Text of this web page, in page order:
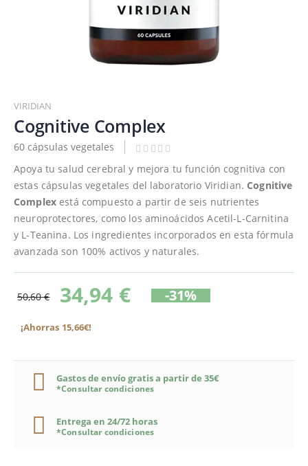
al
comienzo
de
la
galería
de
imágenes
VIRIDIAN
Cognitive Complex
60 cápsulas vegetales
Apoya tu salud cerebral y mejora tu función cognitiva con
estas cápsulas vegetales del laboratorio Viridian. Cognitive
Complexestá compuesto a partir de seis nutrientes
neuroprotectores, como los aminoácidos Acetil-L-Carnitina
y L-Teanina. Los ingredientes incorporados en esta fórmula
avanzada son 100% activos y naturales.
50,60 € 34,94 € -31%
¡Ahorras 15,66€!
Gastos de envío gratis a partir de 35€
*Consultar condiciones
Entrega en 24/72 horas
*Consultar condiciones